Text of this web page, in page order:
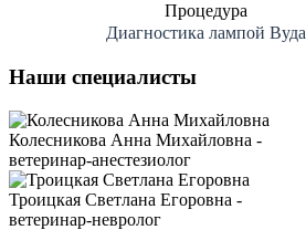
Процедура
Диагностика лампой Вуда
Наши специалисты
Колесникова Анна Михайловна -
ветеринар-анестезиолог
Троицкая Светлана Егоровна -
ветеринар-невролог